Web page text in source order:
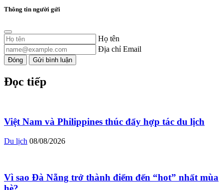
Thông tin người gửi
Họ tên
Địa chỉ Email
Đóng Gửi bình luận
Đọc tiếp
Việt Nam và Philippines thúc đẩy hợp tác du lịch
Du lịch 08/08/2026
Vì sao Đà Nẵng trở thành điểm đến “hot” nhất mùa